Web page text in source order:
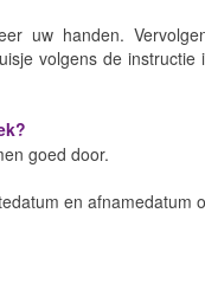
uw handen.
volgens de
goed door.
en afnamedatum